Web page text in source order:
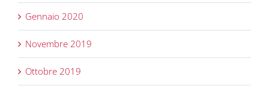
Gennaio 2020
Novembre 2019
Ottobre 2019